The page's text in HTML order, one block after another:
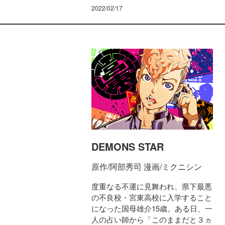
2022/02/17
DEMONS STAR
原作/阿部秀司 漫画/ミクニシン
度重なる不運に見舞われ、県下最悪
の不良校・宮東高校に入学すること
になった国母雄介15歳。ある日、一
人の占い師から「このままだと３ヵ